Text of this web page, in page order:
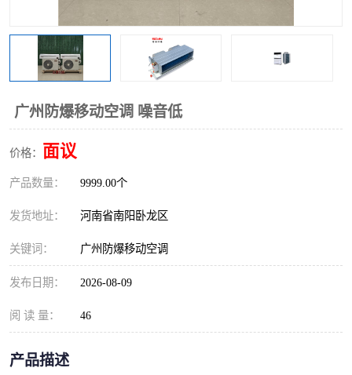
广州防爆移动空调 噪音低
价格： 面议
产品数量： 9999.00个
发货地址： 河南省南阳卧龙区
关键词： 广州防爆移动空调
发布日期： 2026-08-09
阅 读 量： 46
产品描述